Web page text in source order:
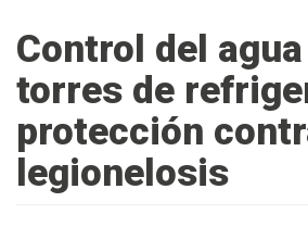
Control del
torres de
protección
legionelosis